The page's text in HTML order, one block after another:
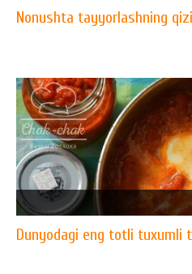
Nonushta tayyorlashning
Dunyodagi eng totli tuxumli